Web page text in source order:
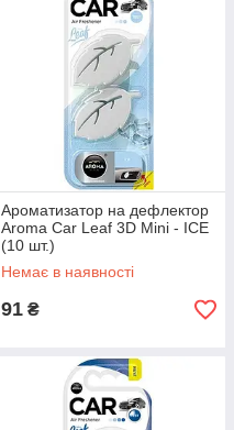
Ароматизатор на дефлектор
Aroma Car Leaf 3D Mini - ICE
(10 шт.)
Немає в наявності
91 ₴